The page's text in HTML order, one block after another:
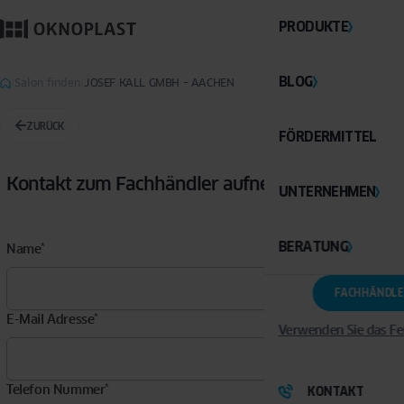
PRODUKTE
BLOG
FÖRDERMITTEL
UNTERNEHMEN
BERATUNG
Verwenden Sie das
KONTAKT
JOSEF KALL GMBH – AACHEN
ZURÜCK
Kontakt zum Fachhändler aufnehmen:
Name*
E-Mail Adresse*
Telefon Nummer*